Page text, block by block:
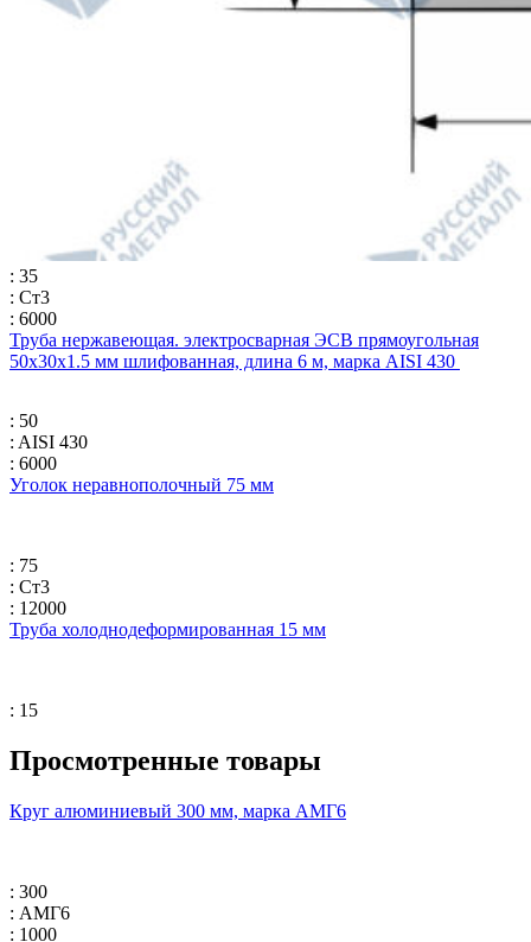
: 35
: Ст3
: 6000
Труба нержавеющая. электросварная ЭСВ прямоугольная
50х30х1.5 мм шлифованная, длина 6 м, марка AISI 430
: 50
: AISI 430
: 6000
Уголок неравнополочный 75 мм
: 75
: Ст3
: 12000
Труба холоднодеформированная 15 мм
: 15
Просмотренные товары
Круг алюминиевый 300 мм, марка АМГ6
: 300
: АМГ6
: 1000